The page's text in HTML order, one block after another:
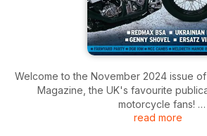
Welcome to the November 2024 issue
Magazine, the UK's favourite
motorcycle fans!
read more